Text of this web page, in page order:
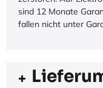
sind 12 Monate
fallen nicht unter